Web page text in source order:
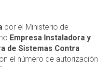
por el Ministerio de
Empresa Instaladora y
de Sistemas Contra
el número de autorización